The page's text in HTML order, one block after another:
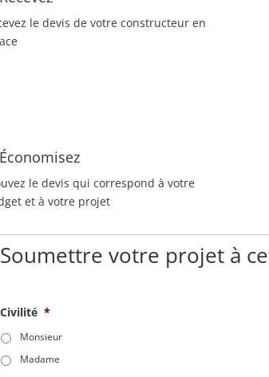
le devis de votre constructeur en
le devis qui correspond à votre
et à votre projet
Soumettre votre projet à
Civilité *
Monsieur
Madame